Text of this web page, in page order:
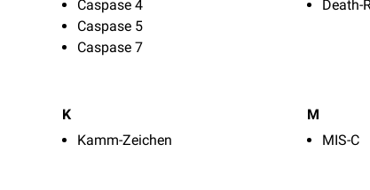
Caspase 4
Caspase 5
Caspase 7
Death-
K
Kamm-Zeichen
M
MIS-C